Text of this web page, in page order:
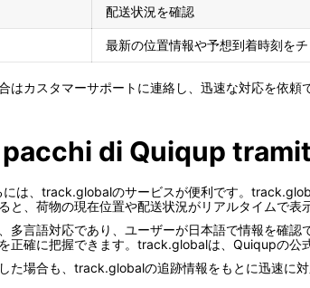
配送状況を確認
最新の位置情報や予想到着時刻をチ
はカスタマーサポートに連絡し、迅速な対応を依
di Quiqup
は、track.globalのサービスが便利です。
と、荷物の現在位置や配送状況がリアルタイムで表
多言語対応であり、ユーザーが日本語で情報を確
正確に把握できます。track.globalは、Quiqupの公
た場合も、track.globalの追跡情報をもとに迅速に